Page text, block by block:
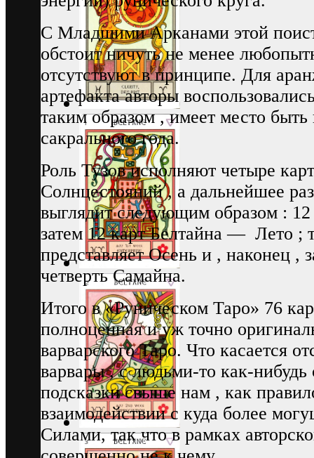
С Младшими Арканами этой
обстоит ничуть не менее
отсутствуют в принципе. Для
артефакта авторы
таким образом , имеет место
сакрального года.
Роль Тузов исполняют четыре
Солнцестояний , а дальнейшее
выглядит следующим образом :
затем 12 карт Белтайна — Лето ;
представляет Осень и , наконец ,
четверть Самайна.
Итого в «Руническом Таро» 76
полноценная и уж точно
варварского Таро. Что касается
варвары , с людьми-то как-нибудь
подсказки свыше нам , как
взаимодействии с куда более
Силами, так что в рамках